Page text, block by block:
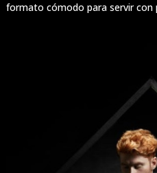
formato cómodo para servir con